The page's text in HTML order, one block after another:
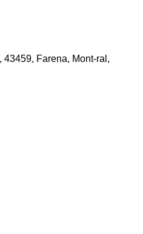
43459, Farena, Mont-ral,